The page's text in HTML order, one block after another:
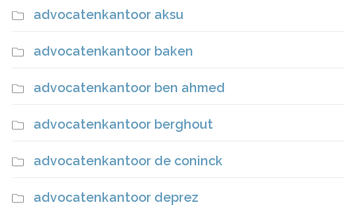
advocatenkantoor aksu
advocatenkantoor baken
advocatenkantoor ben ahmed
advocatenkantoor berghout
advocatenkantoor de coninck
advocatenkantoor deprez